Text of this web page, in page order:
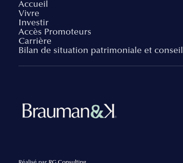
Accueil
Vivre
Investir
Accès Promoteurs
Carrière
Bilan de situation patrimoniale et conseil